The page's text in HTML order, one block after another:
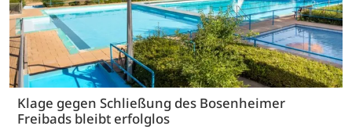
Klage gegen Schließung des Bosenheimer
Freibads bleibt erfolglos